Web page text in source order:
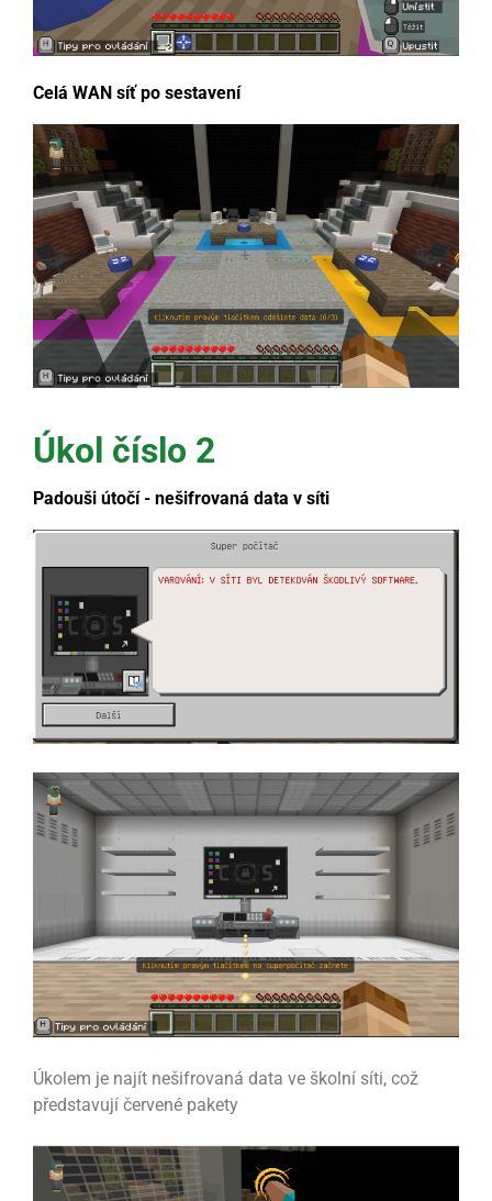
Celá WAN síť po sestavení
Úkol číslo 2
Padouši útočí - nešifrovaná data v síti
Úkolem je najít nešifrovaná data ve školní síti, což
představují červené pakety